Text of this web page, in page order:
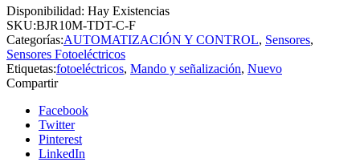
Disponibilidad: Hay Existencias
SKU:BJR10M-TDT-C-F
Categorías:AUTOMATIZACIÓN Y CONTROL, Sensores,
Sensores Fotoeléctricos
Etiquetas:fotoeléctricos, Mando y señalización, Nuevo
Compartir
Facebook
Twitter
Pinterest
LinkedIn